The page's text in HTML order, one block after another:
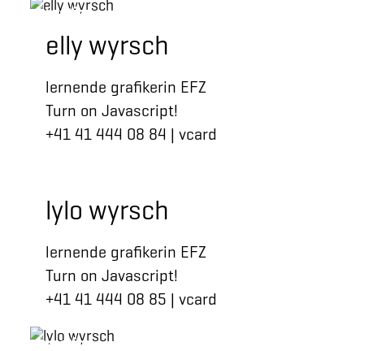
kreation
elly wyrsch
lernende grafikerin EFZ
Turn on Javascript!
+41 41 444 08 84 | vcard
kreation
lylo wyrsch
lernende grafikerin EFZ
Turn on Javascript!
+41 41 444 08 85 | vcard